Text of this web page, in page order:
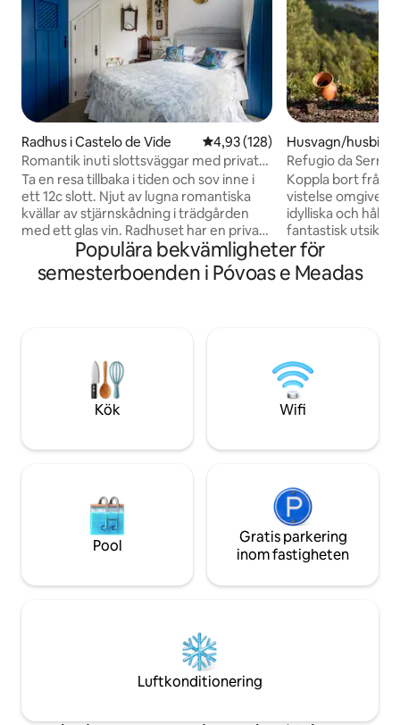
Radhus i Castelo de Vide 4,93 av 5 i genomsnittligt
4,93 (128)
Romantik inuti slottsväggar med privat
trädgård
Ta en resa tillbaka i tiden och sov inne i
ett 12c slott. Njut av lugna romantiska
kvällar av stjärnskådning i trädgården
med ett glas vin. Radhuset har en privat
trädgård med träd. De tre våningarna
inkluderar ett fullt utrustat kök/matsal,
vardagsrum, badrum och sovrum med
antikviteter. Huset ligger innanför
slottsmurarna. Ingen parkering tillåten i
Husvagn/husbil i
reguesias de
ra
Refugio da Serra:
utsikt över floden
Koppla bort från
vistelse omgiven
idylliska och
fantastisk utsikt
Refugio da Serra
från Lissabon
romantiska
minuter från
det är djurvänligt.
Populära bekvämligheter för
semesterboenden i Póvoas e Meadas
Kök Wifi
Pool
Gratis parkering
inom fastigheten
Luftkonditionering